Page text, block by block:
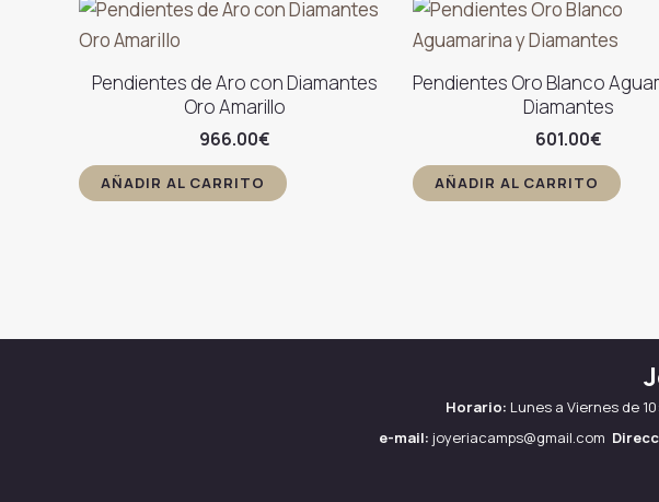
Pendientes de Aro con Diamantes
Oro Amarillo
966.00€
AÑADIR AL CARRITO
Pendientes Oro Blanco
Diamantes
601.00€
AÑADIR AL CARRITO
Horario: Lunes a Viernes de
e-mail: joyeriacamps@gmail.com